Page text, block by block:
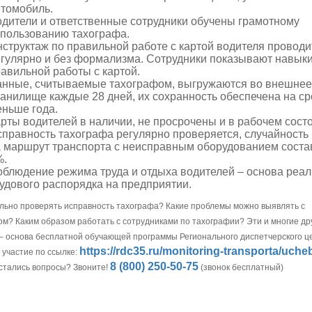
и ответственные сотрудники обучены грамотному
тахографа.
по правильной работе с картой водителя
и без формализма. Сотрудники показывают
работы с картой.
считываемые тахографом, выгружаются во внешнее
каждые 28 дней, их сохранность обеспечена на
года.
водителей в наличии, не просрочены и в рабочем
тахографа регулярно проверяется,
маршрут транспорта с неисправным оборудованием
режима труда и отдыха водителей – основа
распорядка на предприятии.
проверять исправность тахографа? Какие проблемы можно выявлять с
Каким образом работать с сотрудниками по тахографии? Эти и многие
основа бесплатной обучающей программы Регионального диспетчерского
по ссылке: https://rdc35.ru/monitoring-transporta/
вопросы? Звоните! 8 (800) 250-50-75(звонок бесплатный)